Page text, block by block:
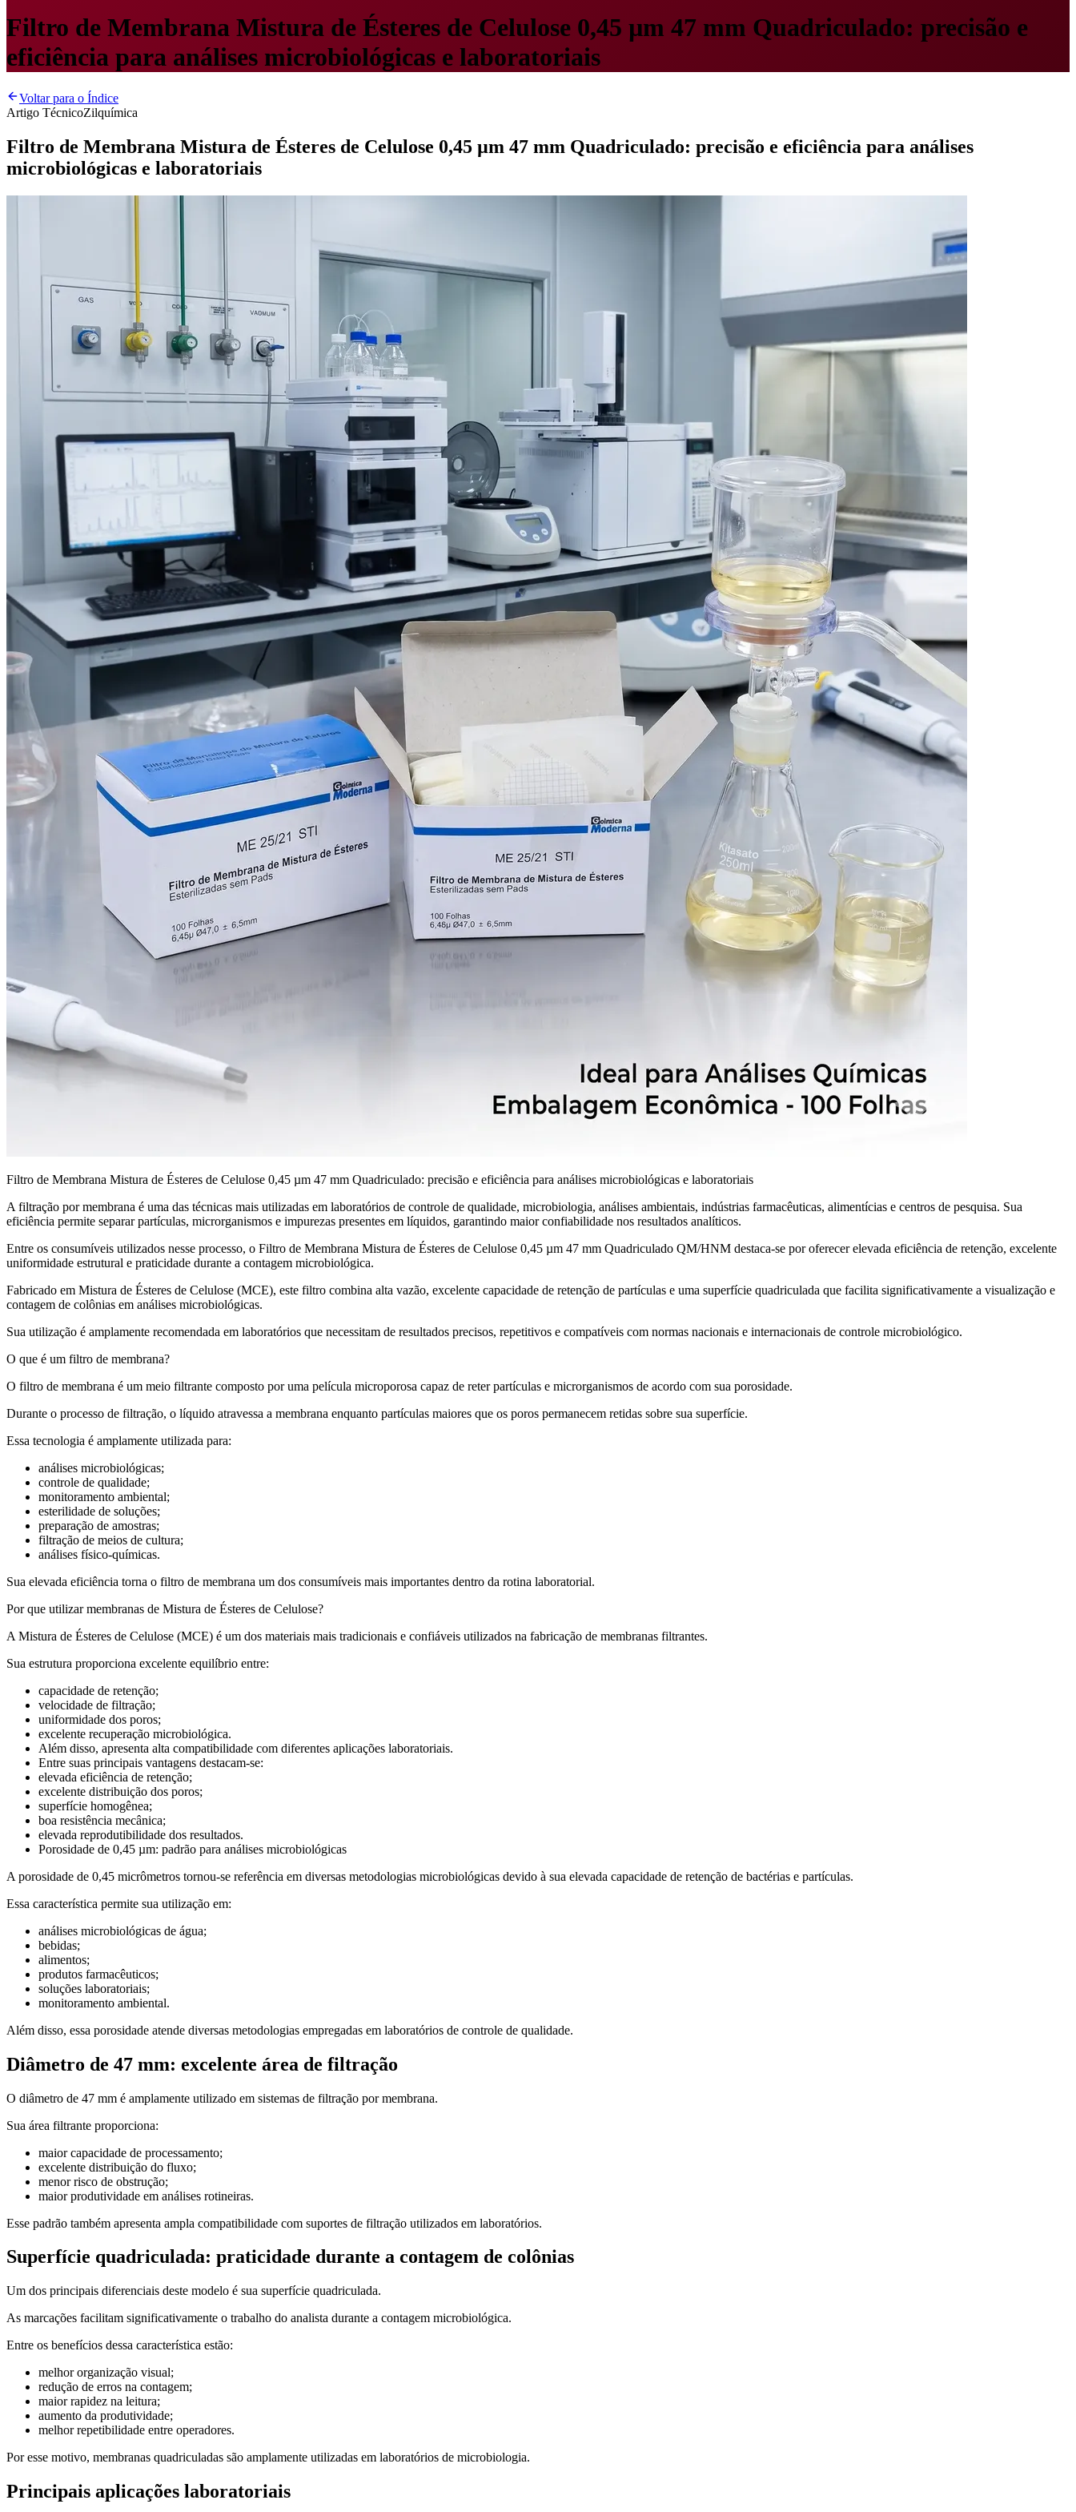
Filtro de Membrana Mistura de Ésteres de Celulose 0,45 µm 47 mm Quadriculado: precisão e
eficiência para análises microbiológicas e laboratoriais
Voltar para o Índice
Artigo TécnicoZilquímica
Filtro de Membrana Mistura de Ésteres de Celulose 0,45 µm 47 mm Quadriculado: precisão e eficiência para análises
microbiológicas e laboratoriais
Filtro de Membrana Mistura de Ésteres de Celulose 0,45 µm 47 mm Quadriculado: precisão e eficiência para análises microbiológicas e laboratoriais
A filtração por membrana é uma das técnicas mais utilizadas em laboratórios de controle de qualidade, microbiologia, análises ambientais, indústrias farmacêuticas, alimentícias e centros de pesquisa. Sua
eficiência permite separar partículas, microrganismos e impurezas presentes em líquidos, garantindo maior confiabilidade nos resultados analíticos.
Entre os consumíveis utilizados nesse processo, o Filtro de Membrana Mistura de Ésteres de Celulose 0,45 µm 47 mm Quadriculado QM/HNM destaca-se por oferecer elevada eficiência de retenção, excelente
uniformidade estrutural e praticidade durante a contagem microbiológica.
Fabricado em Mistura de Ésteres de Celulose (MCE), este filtro combina alta vazão, excelente capacidade de retenção de partículas e uma superfície quadriculada que facilita significativamente a visualização e
contagem de colônias em análises microbiológicas.
Sua utilização é amplamente recomendada em laboratórios que necessitam de resultados precisos, repetitivos e compatíveis com normas nacionais e internacionais de controle microbiológico.
O que é um filtro de membrana?
O filtro de membrana é um meio filtrante composto por uma película microporosa capaz de reter partículas e microrganismos de acordo com sua porosidade.
Durante o processo de filtração, o líquido atravessa a membrana enquanto partículas maiores que os poros permanecem retidas sobre sua superfície.
Essa tecnologia é amplamente utilizada para:
análises microbiológicas;
controle de qualidade;
monitoramento ambiental;
esterilidade de soluções;
preparação de amostras;
filtração de meios de cultura;
análises físico-químicas.
Sua elevada eficiência torna o filtro de membrana um dos consumíveis mais importantes dentro da rotina laboratorial.
Por que utilizar membranas de Mistura de Ésteres de Celulose?
A Mistura de Ésteres de Celulose (MCE) é um dos materiais mais tradicionais e confiáveis utilizados na fabricação de membranas filtrantes.
Sua estrutura proporciona excelente equilíbrio entre:
capacidade de retenção;
velocidade de filtração;
uniformidade dos poros;
excelente recuperação microbiológica.
Além disso, apresenta alta compatibilidade com diferentes aplicações laboratoriais.
Entre suas principais vantagens destacam-se:
elevada eficiência de retenção;
excelente distribuição dos poros;
superfície homogênea;
boa resistência mecânica;
elevada reprodutibilidade dos resultados.
Porosidade de 0,45 µm: padrão para análises microbiológicas
A porosidade de 0,45 micrômetros tornou-se referência em diversas metodologias microbiológicas devido à sua elevada capacidade de retenção de bactérias e partículas.
Essa característica permite sua utilização em:
análises microbiológicas de água;
bebidas;
alimentos;
produtos farmacêuticos;
soluções laboratoriais;
monitoramento ambiental.
Além disso, essa porosidade atende diversas metodologias empregadas em laboratórios de controle de qualidade.
Diâmetro de 47 mm: excelente área de filtração
O diâmetro de 47 mm é amplamente utilizado em sistemas de filtração por membrana.
Sua área filtrante proporciona:
maior capacidade de processamento;
excelente distribuição do fluxo;
menor risco de obstrução;
maior produtividade em análises rotineiras.
Esse padrão também apresenta ampla compatibilidade com suportes de filtração utilizados em laboratórios.
Superfície quadriculada: praticidade durante a contagem de colônias
Um dos principais diferenciais deste modelo é sua superfície quadriculada.
As marcações facilitam significativamente o trabalho do analista durante a contagem microbiológica.
Entre os benefícios dessa característica estão:
melhor organização visual;
redução de erros na contagem;
maior rapidez na leitura;
aumento da produtividade;
melhor repetibilidade entre operadores.
Por esse motivo, membranas quadriculadas são amplamente utilizadas em laboratórios de microbiologia.
Principais aplicações laboratoriais